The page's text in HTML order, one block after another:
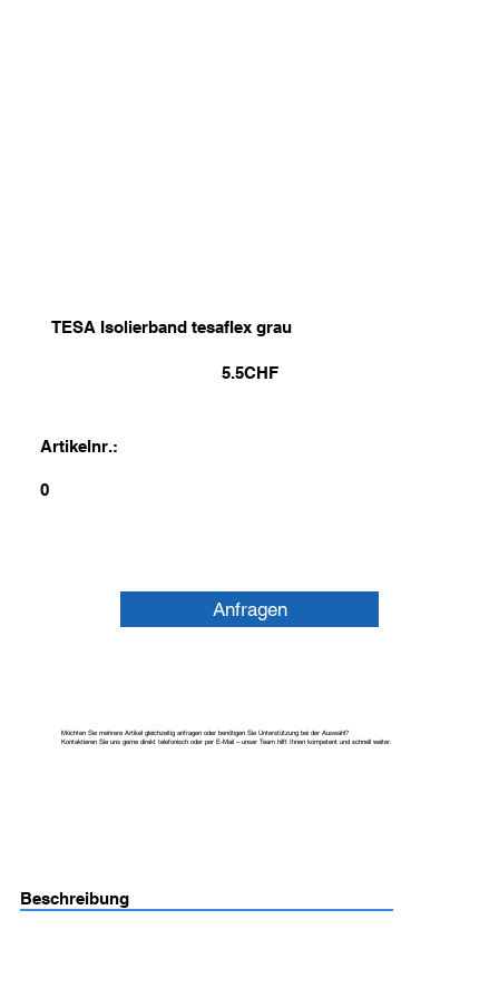
TESA Isolierband tesaflex grau
5.5CHF
Artikelnr.:
0
Anfragen
Möchten Sie mehrere Artikel gleichzeitig anfragen oder benötigen Sie Unterstützung bei der Auswahl?
Kontaktieren Sie uns gerne direkt telefonisch oder per E-Mail – unser Team hilft Ihnen kompetent und schnell weiter.
Beschreibung